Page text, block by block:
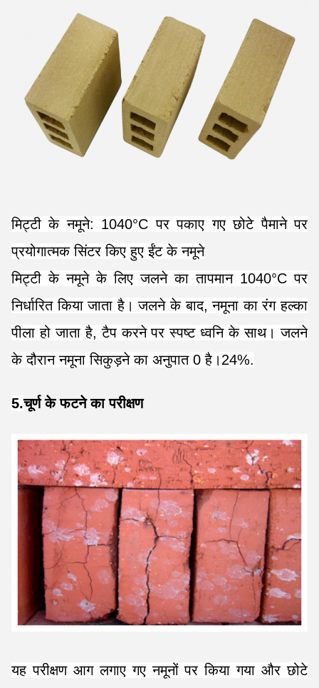
मिट्टी के नमूने: 1040°C पर पकाए गए छोटे पैमाने पर
प्रयोगात्मक सिंटर किए हुए ईंट के नमूने
मिट्टी के नमूने के लिए जलने का तापमान 1040°C पर
निर्धारित किया जाता है। जलने के बाद, नमूना का रंग हल्का
पीला हो जाता है, टैप करने पर स्पष्ट ध्वनि के साथ। जलने
के दौरान नमूना सिकुड़ने का अनुपात 0 है।24%.
5.चूर्ण के फटने का परीक्षण
यह परीक्षण आग लगाए गए नमूनों पर किया गया और छोटे